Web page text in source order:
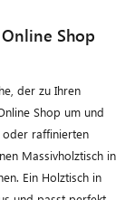
Shop
der zu Ihren
Shop um und
oder raffinierten
Massivholztisch in
Ein Holztisch in